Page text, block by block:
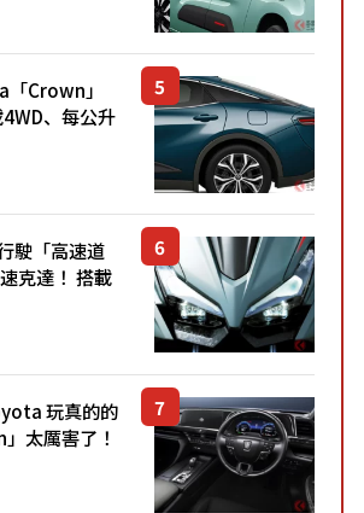
Crown」
、每公升
現超亮眼！
駛「高速道
克達！ 搭載
輪感」的動
玩真的的
太厲害了！
」打造的